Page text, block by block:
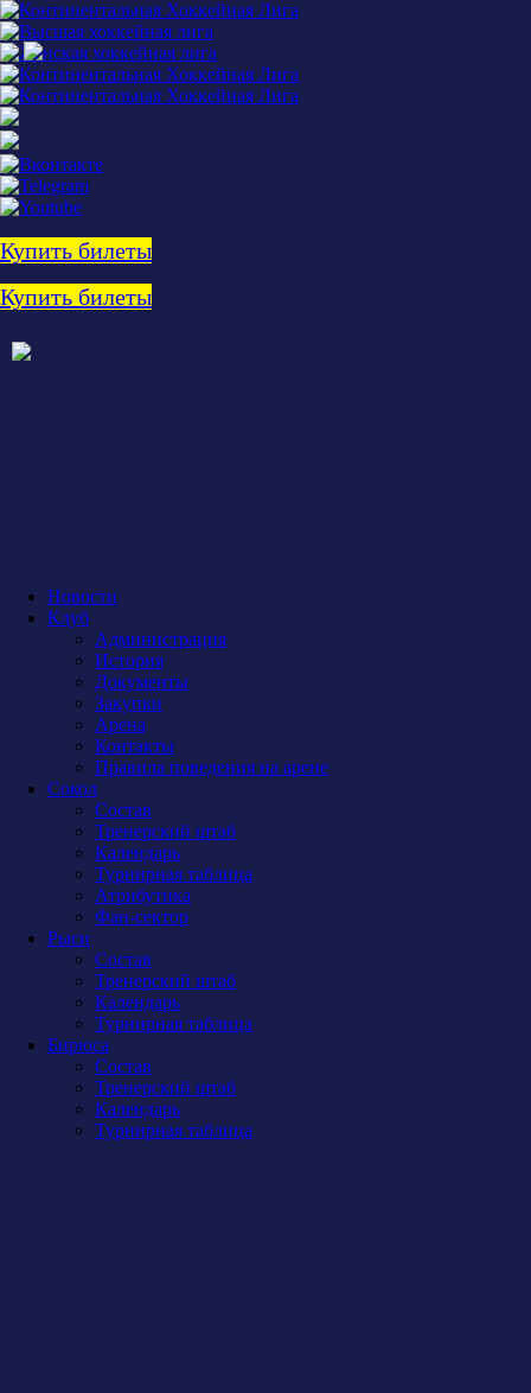
Купить билеты
Купить билеты
Новости
Клуб
Администрация
История
Документы
Закупки
Арена
Контакты
Правила поведения на арене
Сокол
Состав
Тренерский штаб
Календарь
Турнирная таблица
Атрибутика
Фан-сектор
Рыси
Состав
Тренерский штаб
Календарь
Турнирная таблица
Бирюса
Состав
Тренерский штаб
Календарь
Турнирная таблица